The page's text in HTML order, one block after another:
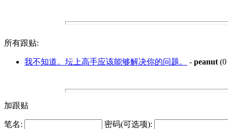
所有跟贴:
我不知道。坛上高手应该能够解决你的问题。 - peanut
加跟贴
笔名: 密码(可选项):